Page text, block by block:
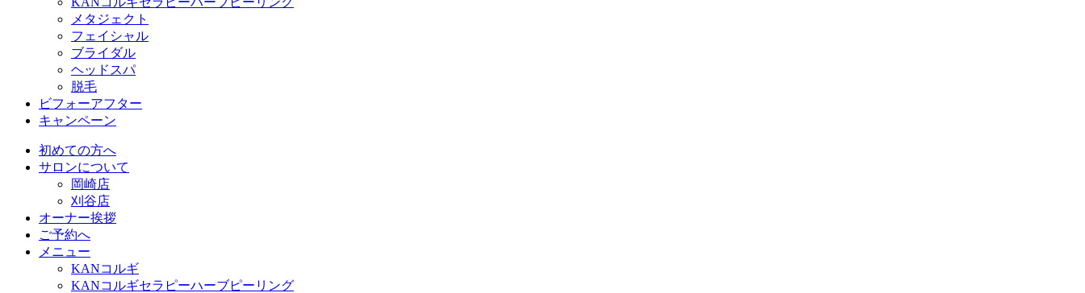
メタジェクト
フェイシャル
ブライダル
ヘッドスパ
脱毛
ビフォーアフター
キャンペーン
初めての方へ
サロンについて
岡崎店
刈谷店
オーナー挨拶
ご予約へ
メニュー
KANコルギ
KANコルギセラピーハーブピーリング